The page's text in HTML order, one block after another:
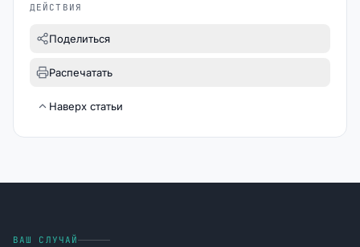
ДЕЙСТВИЯ
Поделиться
Распечатать
Наверх статьи
ВАШ СЛУЧАЙ